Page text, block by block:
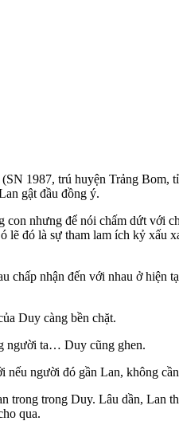
1987, trú huyện Trảng Bom,
gật đầu đồng ý.
nhưng để nói chấm dứt với
lẽ đó là sự tham lam ích kỷ xấu
chấp nhận đến với nhau ở hiện
Duy càng bền chặt.
người ta… Duy cũng ghen.
người đó gần Lan, không
trong trong Duy. Lâu dần, Lan
qua.